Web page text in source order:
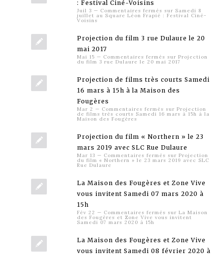
: Festival Ciné-Voisins
Juil 3 — Commentaires fermés sur Samedi 8
juillet au Square Léon Frapié : Festival Ciné-
Voisins
Projection du film 3 rue Dulaure le 20
mai 2017
Mai 15 — Commentaires fermés sur Projection
du film 3 rue Dulaure le 20 mai 2017
Projection de films très courts Samedi
16 mars à 15h à la Maison des
Fougères
Mar 2 — Commentaires fermés sur Projection
de films très courts Samedi 16 mars à 15h à la
Maison des Fougères
Projection du film « Northern » le 23
mars 2019 avec SLC Rue Dulaure
Mar 13 — Commentaires fermés sur Projection
du film « Northern » le 23 mars 2019 avec SLC
Rue Dulaure
La Maison des Fougères et Zone Vive
vous invitent Samedi 07 mars 2020 à
15h
Fév 22 — Commentaires fermés sur La Maison
des Fougères et Zone Vive vous invitent
Samedi 07 mars 2020 à 15h
La Maison des Fougères et Zone Vive
vous invitent Samedi 08 février 2020 à